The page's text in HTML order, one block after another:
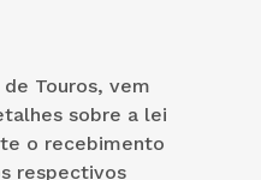
Touros, vem
sobre a lei
o recebimento
respectivos